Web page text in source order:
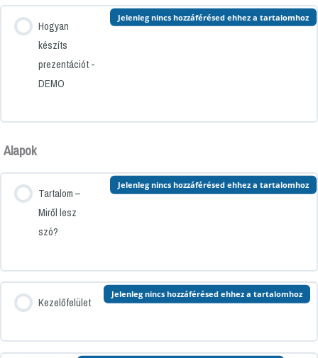
Hogyan
készíts
prezentációt -
DEMO
Jelenleg nincs hozzáférésed ehhez a tartalomhoz
Alapok
Tartalom –
Miről lesz
szó?
Jelenleg nincs hozzáférésed ehhez a tartalomhoz
Kezelőfelület
Jelenleg nincs hozzáférésed ehhez a tartalomhoz